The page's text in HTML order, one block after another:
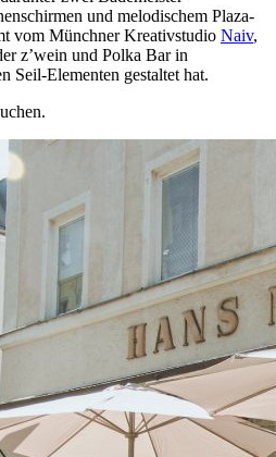
und melodischem Plaza-
vom Münchner Kreativstudio Naiv,
z’wein und Polka Bar in
Seil-Elementen gestaltet hat.